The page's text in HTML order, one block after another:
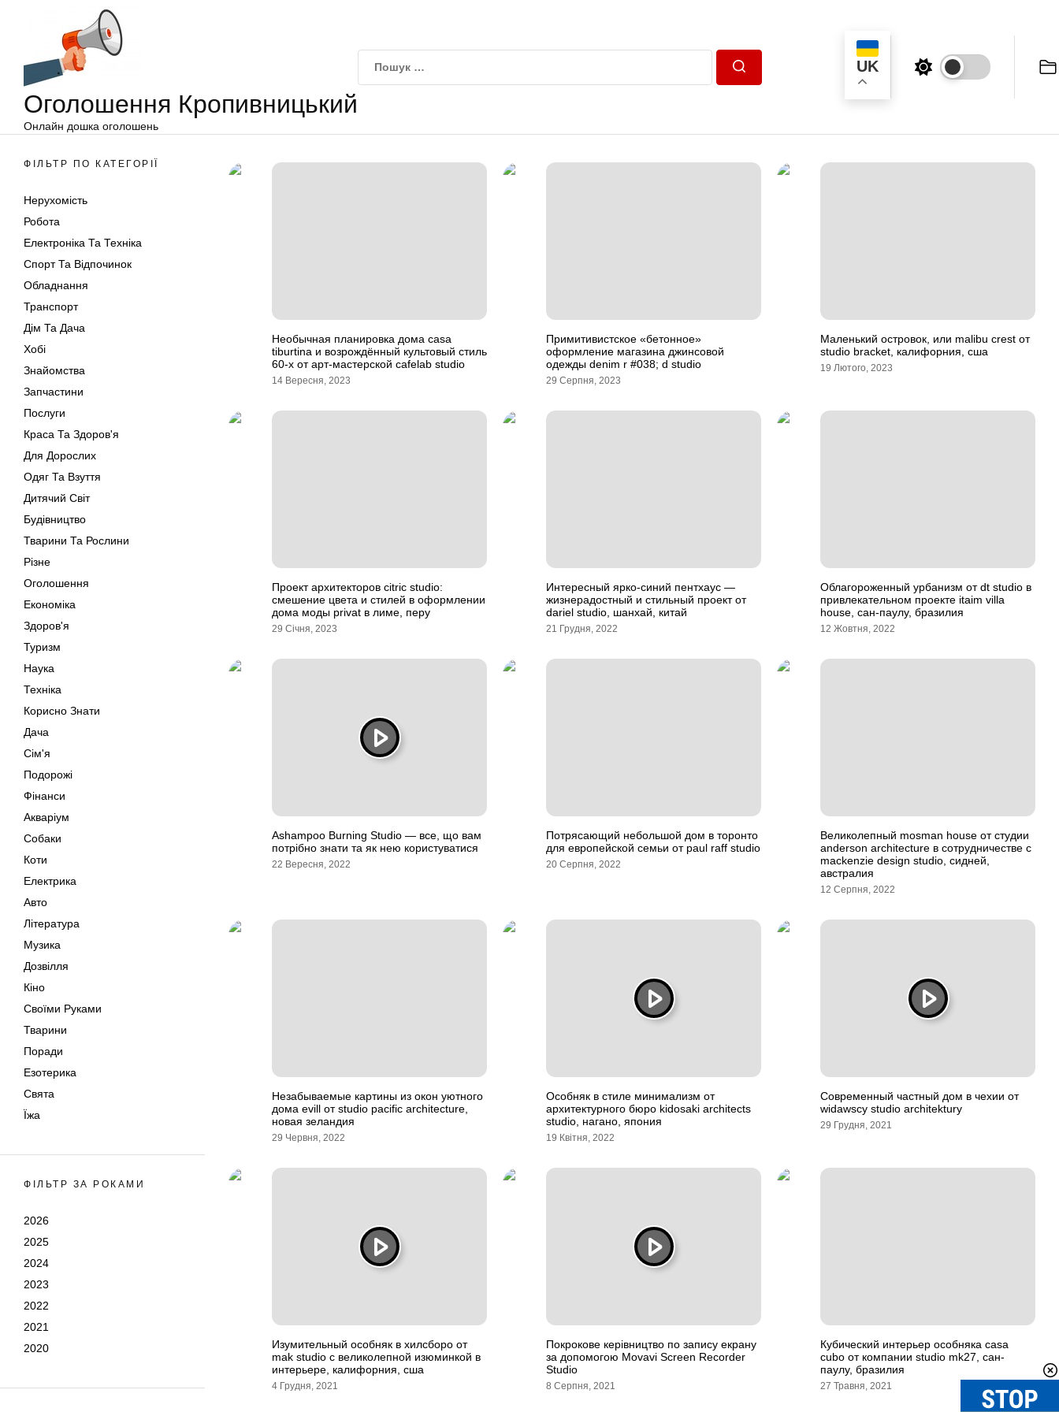
Оголошення Кропивницький
Онлайн дошка оголошень
UK
ФІЛЬТР ПО КАТЕГОРІЇ
Нерухомість
Робота
Електроніка Та Техніка
Спорт Та Відпочинок
Обладнання
Транспорт
Дім Та Дача
Хобі
Знайомства
Запчастини
Послуги
Краса Та Здоров'я
Для Дорослих
Одяг Та Взуття
Дитячий Світ
Будівництво
Тварини Та Рослини
Різне
Оголошення
Економіка
Здоров'я
Туризм
Наука
Техніка
Корисно Знати
Дача
Сім'я
Подорожі
Фінанси
Акваріум
Собаки
Коти
Електрика
Авто
Література
Музика
Дозвілля
Кіно
Своїми Руками
Тварини
Поради
Езотерика
Свята
Їжа
ФІЛЬТР ЗА РОКАМИ
2026
2025
2024
2023
2022
2021
2020
Необычная планировка дома casa
tiburtina и возрождённый культовый стиль
60-х от арт-мастерской cafelab studio
14 Вересня, 2023
Примитивистское «бетонное»
оформление магазина джинсовой
одежды denim r #038; d studio
29 Серпня, 2023
Маленький островок, или malibu crest от
studio bracket, калифорния, сша
19 Лютого, 2023
Проект архитекторов citric studio:
смешение цвета и стилей в оформлении
дома моды privat в лиме, перу
29 Січня, 2023
Интересный ярко-синий пентхаус —
жизнерадостный и стильный проект от
dariel studio, шанхай, китай
21 Грудня, 2022
Облагороженный урбанизм от dt studio в
привлекательном проекте itaim villa
house, сан-паулу, бразилия
12 Жовтня, 2022
Ashampoo Burning Studio — все, що вам
потрібно знати та як нею користуватися
22 Вересня, 2022
Потрясающий небольшой дом в торонто
для европейской семьи от paul raff studio
20 Серпня, 2022
Великолепный mosman house от студии
anderson architecture в сотрудничестве с
mackenzie design studio, сидней,
австралия
12 Серпня, 2022
Незабываемые картины из окон уютного
дома evill от studio pacific architecture,
новая зеландия
29 Червня, 2022
Особняк в стиле минимализм от
архитектурного бюро kidosaki architects
studio, нагано, япония
19 Квітня, 2022
Современный частный дом в чехии от
widawscy studio architektury
29 Грудня, 2021
Изумительный особняк в хилсборо от
mak studio с великолепной изюминкой в
интерьере, калифорния, сша
4 Грудня, 2021
Покрокове керівництво по запису екрану
за допомогою Movavi Screen Recorder
Studio
8 Серпня, 2021
Кубический интерьер особняка casa
cubo от компании studio mk27, сан-
паулу, бразилия
27 Травня, 2021